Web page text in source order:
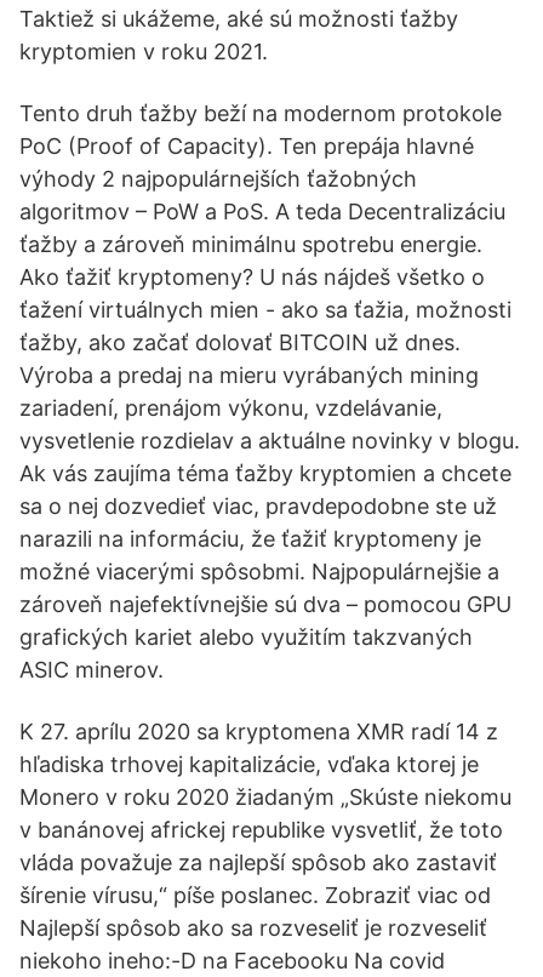
Taktiež si ukážeme, aké sú možnosti ťažby
kryptomien v roku 2021.
Tento druh ťažby beží na modernom protokole
PoC (Proof of Capacity). Ten prepája hlavné
výhody 2 najpopulárnejších ťažobných
algoritmov – PoW a PoS. A teda Decentralizáciu
ťažby a zároveň minimálnu spotrebu energie.
Ako ťažiť kryptomeny? U nás nájdeš všetko o
ťažení virtuálnych mien - ako sa ťažia, možnosti
ťažby, ako začať dolovať BITCOIN už dnes.
Výroba a predaj na mieru vyrábaných mining
zariadení, prenájom výkonu, vzdelávanie,
vysvetlenie rozdielav a aktuálne novinky v blogu.
Ak vás zaujíma téma ťažby kryptomien a chcete
sa o nej dozvedieť viac, pravdepodobne ste už
narazili na informáciu, že ťažiť kryptomeny je
možné viacerými spôsobmi. Najpopulárnejšie a
zároveň najefektívnejšie sú dva – pomocou GPU
grafických kariet alebo využitím takzvaných
ASIC minerov.
K 27. aprílu 2020 sa kryptomena XMR radí 14 z
hľadiska trhovej kapitalizácie, vďaka ktorej je
Monero v roku 2020 žiadaným „Skúste niekomu
v banánovej africkej republike vysvetliť, že toto
vláda považuje za najlepší spôsob ako zastaviť
šírenie vírusu,“ píše poslanec. Zobraziť viac od
Najlepší spôsob ako sa rozveseliť je rozveseliť
niekoho ineho:-D na Facebooku Na covid